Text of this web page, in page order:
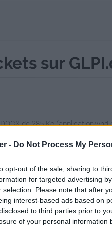
- Do Not Process My
opt-out of the sale, sharing to
for targeted advertising
selection. Please note that after
interest-based ads based on
to third parties prior to
of your personal information
sur
de 285 Ko (application/
page de téléchargement a
fichier.fr/2017/05/24/
des